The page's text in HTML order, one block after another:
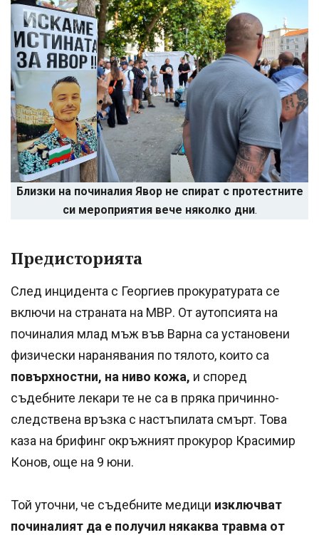
Близки на починалия Явор не спират с протестните
си мероприятия вече няколко дни.
Предисторията
След инцидента с Георгиев прокуратурата се
включи на страната на МВР. От аутопсията на
починалия млад мъж във Варна са установени
физически наранявания по тялото, които са
повърхностни, на ниво кожа, и според
съдебните лекари те не са в пряка причинно-
следствена връзка с настъпилата смърт. Това
каза на брифинг окръжният прокурор Красимир
Конов, още на 9 юни.
Той уточни, че съдебните медици изключват
починалият да е получил някаква травма от